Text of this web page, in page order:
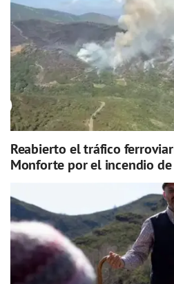
Reabierto el tráfico
Monforte por el incendio